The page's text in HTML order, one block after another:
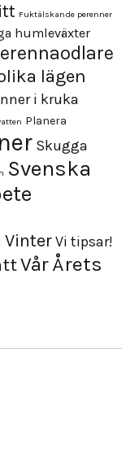
Fuktälskande perenner
humleväxter
lägen
i kruka
Planera
Skugga
Svenska
VinterVi tipsar!
VårÅrets